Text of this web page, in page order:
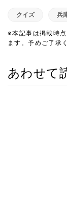
クイズ 兵
※本記事は掲載時
ます。予めご了承
あわせて